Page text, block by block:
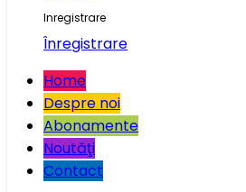
Inregistrare
Înregistrare
Home
Despre noi
Abonamente
Noutăţi
Contact